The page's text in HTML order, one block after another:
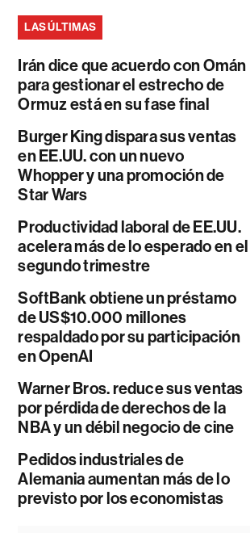
LAS ÚLTIMAS
Irán dice que acuerdo con Omán
para gestionar el estrecho de
Ormuz está en su fase final
Burger King dispara sus ventas
en EE.UU. con un nuevo
Whopper y una promoción de
Star Wars
Productividad laboral de EE.UU.
acelera más de lo esperado en el
segundo trimestre
SoftBank obtiene un préstamo
de US$10.000 millones
respaldado por su participación
en OpenAI
Warner Bros. reduce sus ventas
por pérdida de derechos de la
NBA y un débil negocio de cine
Pedidos industriales de
Alemania aumentan más de lo
previsto por los economistas